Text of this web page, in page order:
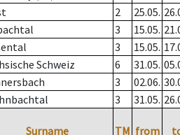
2 25.05.
3 15.05.
3 15.05.
Schweiz 6 31.05.
3 02.06.
3 31.05.
Surname TM from